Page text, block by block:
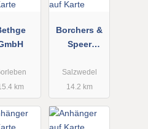
km
Borchers &
Speer
en -
Baugeräte
Handelsges
ellschaft
Salzwedel
14.2 km